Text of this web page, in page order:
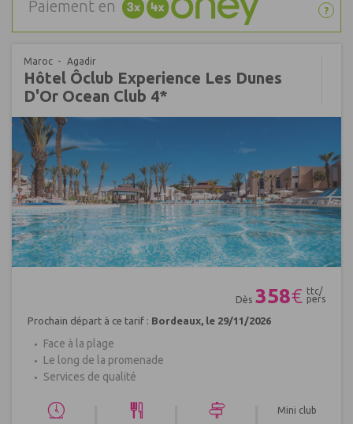
Paiement en ?
Maroc Agadir
Hôtel Ôclub Experience Les Dunes
D'Or Ocean Club 4*
Dès 358€ ttc/
pers
Prochain départ à ce tarif : Bordeaux, le 29/11/2026
Face à la plage
Le long de la promenade
Services de qualité
Mini club